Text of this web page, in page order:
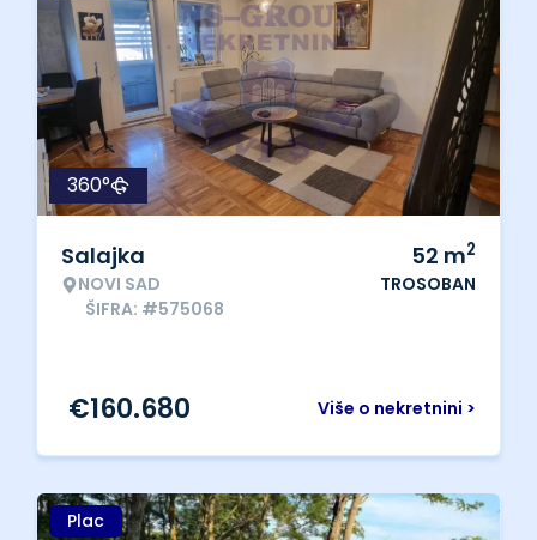
360°
Salajka
NOVI SAD
ŠIFRA: #575068
52 m2
TROSOBAN
Više o nekretnini >
€160.680
Plac